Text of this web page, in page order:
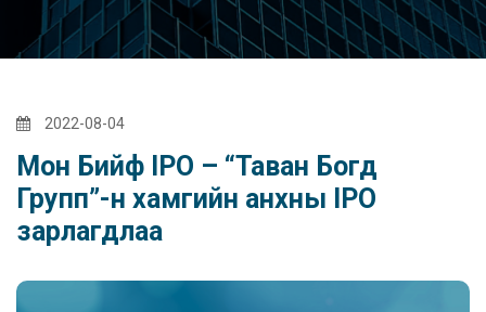
2022-08-04
Мон Бийф IPO – “Таван Богд
Групп”-н хамгийн анхны IPO
зарлагдлаа